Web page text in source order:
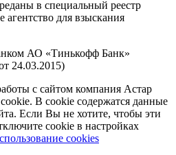
в специальный реестр
агентство для взыскания
АО «Тинькофф Банк»
24.03.2015)
с сайтом компания Астар
В cookie содержатся данные
Если Вы не хотите, чтобы эти
cookie в настройках
cookies